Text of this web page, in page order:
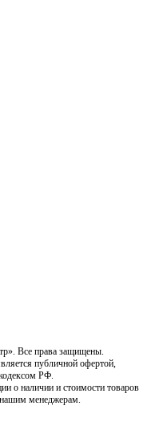
Все права защищены.
публичной офертой,
РФ.
о наличии и стоимости товаров
менеджерам.